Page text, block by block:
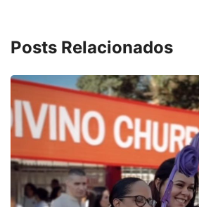
Posts Relacionados